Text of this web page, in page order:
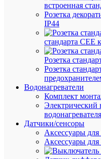
встроенная
Розетка
IP44
стандарта СЕЕ
Розетка
Розетка
Водонагреватели
Комплект
Электрический
водонагревателя
Датчики/сенсоры
Аксессуары
Аксессуары